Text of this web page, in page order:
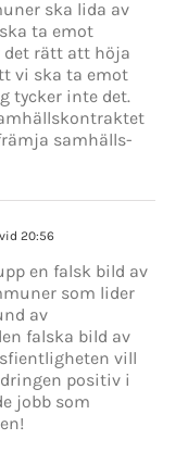
ska lida av
ta emot
det rätt att höja
vi ska ta emot
tycker inte det.
samhälls-
20:56
en falsk bild av
som lider
av
falska bild av
vill
positiv i
jobb som